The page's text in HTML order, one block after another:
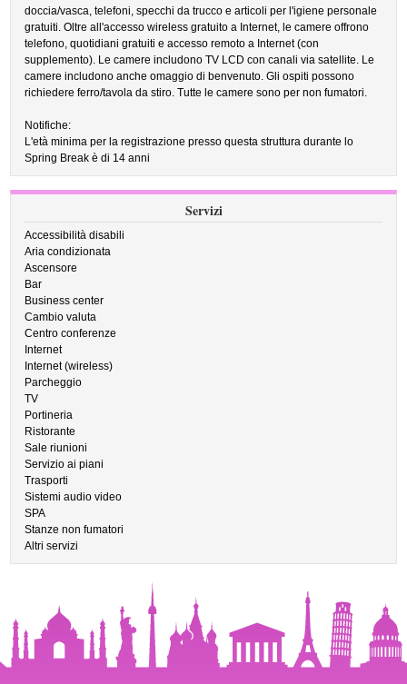
doccia/vasca, telefoni, specchi da trucco e articoli per l'igiene personale
gratuiti. Oltre all'accesso wireless gratuito a Internet, le camere offrono
telefono, quotidiani gratuiti e accesso remoto a Internet (con
supplemento). Le camere includono TV LCD con canali via satellite. Le
camere includono anche omaggio di benvenuto. Gli ospiti possono
richiedere ferro/tavola da stiro. Tutte le camere sono per non fumatori.
Notifiche:
L'età minima per la registrazione presso questa struttura durante lo
Spring Break è di 14 anni
Servizi
Accessibilità disabili
Aria condizionata
Ascensore
Bar
Business center
Cambio valuta
Centro conferenze
Internet
Internet (wireless)
Parcheggio
TV
Portineria
Ristorante
Sale riunioni
Servizio ai piani
Trasporti
Sistemi audio video
SPA
Stanze non fumatori
Altri servizi